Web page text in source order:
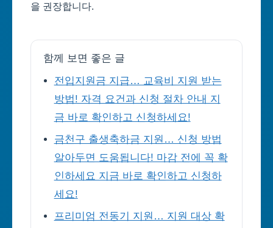
을 권장합니다.
함께 보면 좋은 글
전입지원금 지급… 교육비 지원 받는
방법! 자격 요건과 신청 절차 안내 지
금 바로 확인하고 신청하세요!
금천구 출생축하금 지원… 신청 방법
알아두면 도움됩니다! 마감 전에 꼭 확
인하세요 지금 바로 확인하고 신청하
세요!
프리미엄 전동기 지원… 지원 대상 확